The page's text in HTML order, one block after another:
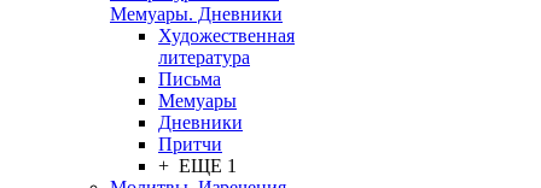
Мемуары. Дневники
Художественная
литература
Письма
Мемуары
Дневники
Притчи
+ ЕЩЕ 1